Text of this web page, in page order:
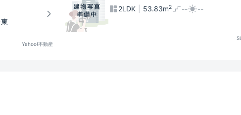
東
Yahoo!不動産
2LDK 53.83m2 -- --